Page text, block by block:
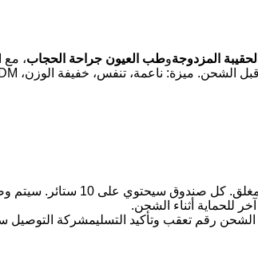
المزدوجةوطب العيون جراحة الحجاب
سيتم تعبئة الستائر الجراحية
للحماية أثناء الشحن.
رقم تعقب وتأكيد التسليمشركة التوصيل